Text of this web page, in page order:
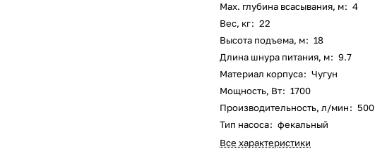
Max. глубина всасывания, м: 4
Вес, кг: 22
Высота подъема, м: 18
Длина шнура питания, м: 9.7
Материал корпуса: Чугун
Мощность, Вт: 1700
Производительность, л/мин: 500
Тип насоса: фекальный
Все характеристики
Получайте товарвыбранный способом
% будутсписываться
с вашей картыпо25% каждые 2 недели